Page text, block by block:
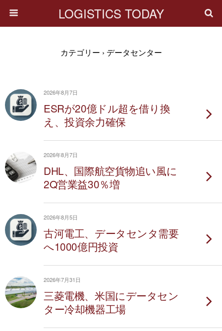
LOGISTICS TODAY
カテゴリー › データセンター
2026年8月7日
ESRが20億ドル超を借り換
え、投資余力確保
2026年8月7日
DHL、国際航空貨物追い風に
2Q営業益30％増
2026年8月5日
古河電工、データセンタ需要
へ1000億円投資
2026年7月31日
三菱電機、米国にデータセン
ター冷却機器工場